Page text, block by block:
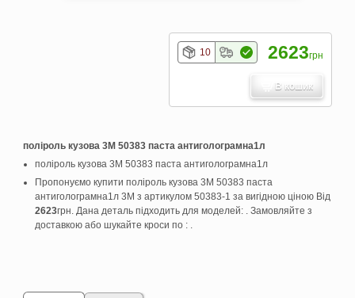
поліроль кузова 3М 50383 паста антиголограмна1л
поліроль кузова 3М 50383 паста антиголограмна1л
Пропонуємо купити поліроль кузова 3М 50383 паста
антиголограмна1л 3M з артикулом 50383-1 за вигідною ціною Від
2623грн. Дана деталь підходить для моделей: . Замовляйте з
доставкою або шукайте кроси по : .
10 2623грн
В кошик